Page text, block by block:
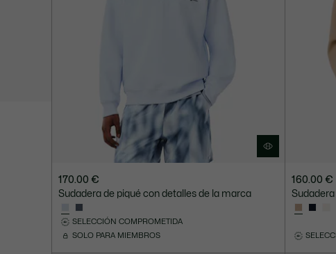
170.00 €
Sudadera de piqué con detalles de la marca
SELECCIÓN COMPROMETIDA
SOLO PARA MIEMBROS
160.00 €